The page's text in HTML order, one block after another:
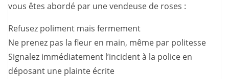
vous êtes abordé par une vendeuse de roses :
Refusez poliment mais fermement
Ne prenez pas la fleur en main, même par politesse
Signalez immédiatement l’incident à la police en
déposant une plainte écrite